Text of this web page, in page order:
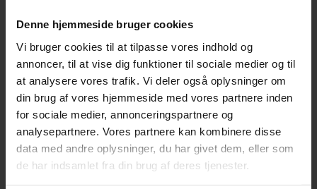
Denne hjemmeside bruger cookies
Vi bruger cookies til at tilpasse vores indhold og
annoncer, til at vise dig funktioner til sociale medier og til
at analysere vores trafik. Vi deler også oplysninger om
din brug af vores hjemmeside med vores partnere inden
for sociale medier, annonceringspartnere og
analysepartnere. Vores partnere kan kombinere disse
data med andre oplysninger, du har givet dem, eller som
de har indsamlet fra din brug af deres tjenester.
Plæneklipper